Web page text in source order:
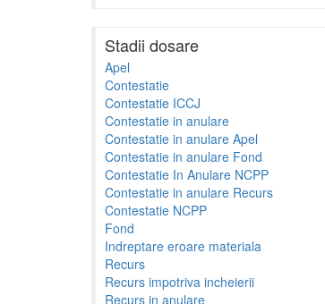
Stadii dosare
Apel
Contestatie
Contestatie ICCJ
Contestatie in anulare
Contestatie in anulare Apel
Contestatie in anulare Fond
Contestatie In Anulare NCPP
Contestatie in anulare Recurs
Contestatie NCPP
Fond
Indreptare eroare materiala
Recurs
Recurs impotriva incheierii
Recurs in anulare